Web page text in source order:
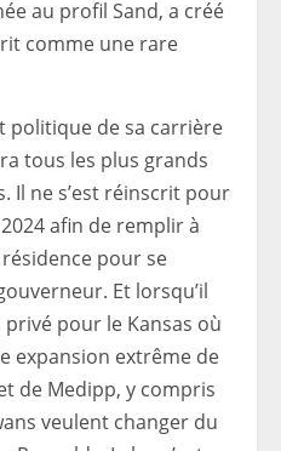
au profil Sand, a créé
comme une rare
politique de sa carrière
tous les plus grands
Il ne s’est réinscrit pour
afin de remplir à
pour se
Et lorsqu’il
pour le Kansas où
expansion extrême de
de Medipp, y compris
veulent changer du